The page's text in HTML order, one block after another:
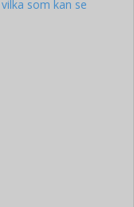
som kan se